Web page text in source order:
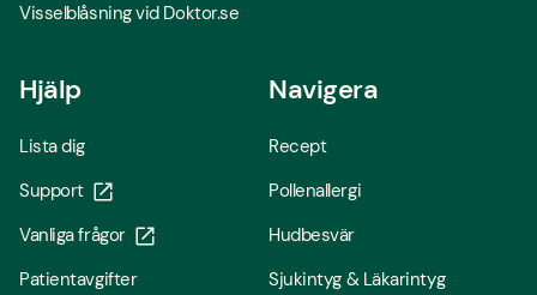
Visselblåsning vid Doktor.se
Hjälp
Lista dig
Support
Vanliga frågor
Patientavgifter
Navigera
Recept
Pollenallergi
Hudbesvär
Sjukintyg & Läkarintyg